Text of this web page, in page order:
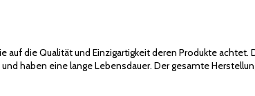
die Qualität und Einzigartigkeit deren Produkte achtet.
haben eine lange Lebensdauer. Der gesamte